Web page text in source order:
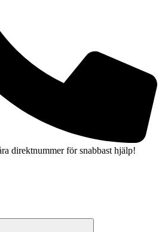
direktnummer för snabbast hjälp!